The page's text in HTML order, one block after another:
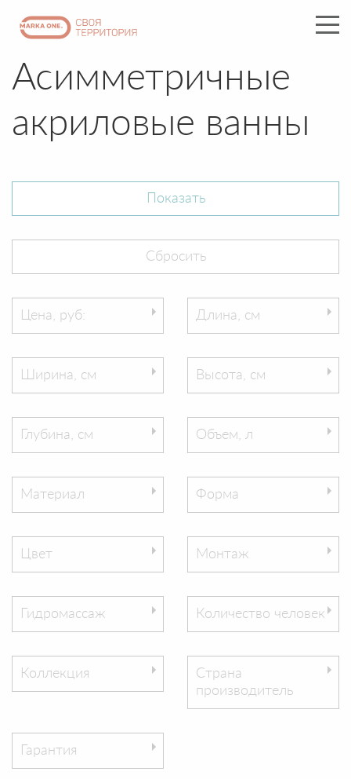
Асимметричные
акриловые ванны
Цена, руб: Длина, см
Ширина, см Высота, см
Глубина, см Объем, л
Материал Форма
Цвет Монтаж
Гидромассаж Количество человек
Коллекция
Страна
производитель
Гарантия